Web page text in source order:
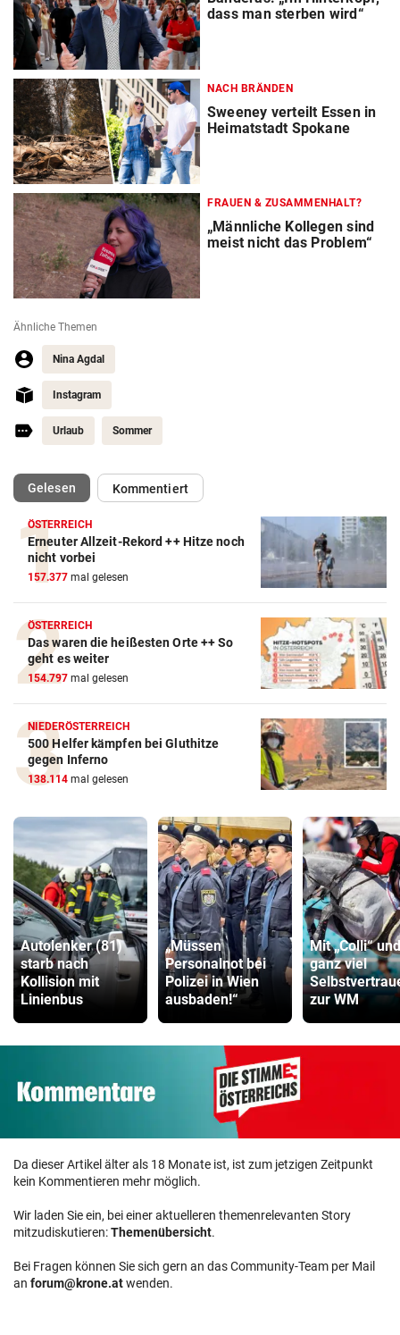
dass man sterben wird“
NACH BRÄNDEN
Sweeney verteilt Essen in
Heimatstadt Spokane
FRAUEN & ZUSAMMENHALT?
„Männliche Kollegen sind
meist nicht das Problem“
Ähnliche Themen
Nina Agdal
Instagram
Urlaub Sommer
Gelesen(ausgewählt)Kommentiert
ÖSTERREICH
Erneuter Allzeit-Rekord ++ Hitze noch
nicht vorbei
157.377 mal gelesen
ÖSTERREICH
Das waren die heißesten Orte ++ So
geht es weiter
154.797 mal gelesen
NIEDERÖSTERREICH
500 Helfer kämpfen bei Gluthitze
gegen Inferno
138.114 mal gelesen
Autolenker (81)
starb nach
Kollision mit
Linienbus
„Müssen
Personalnot bei
Polizei in Wien
ausbaden!“
Mit „Colli“ und
ganz viel
zur WM
Da dieser Artikel älter als 18 Monate ist, ist zum jetzigen Zeitpunkt
kein Kommentieren mehr möglich.
Wir laden Sie ein, bei einer aktuelleren themenrelevanten Story
mitzudiskutieren:Themenübersicht.
Bei Fragen können Sie sich gern an das Community-Team per Mail
an forum@krone.atwenden.